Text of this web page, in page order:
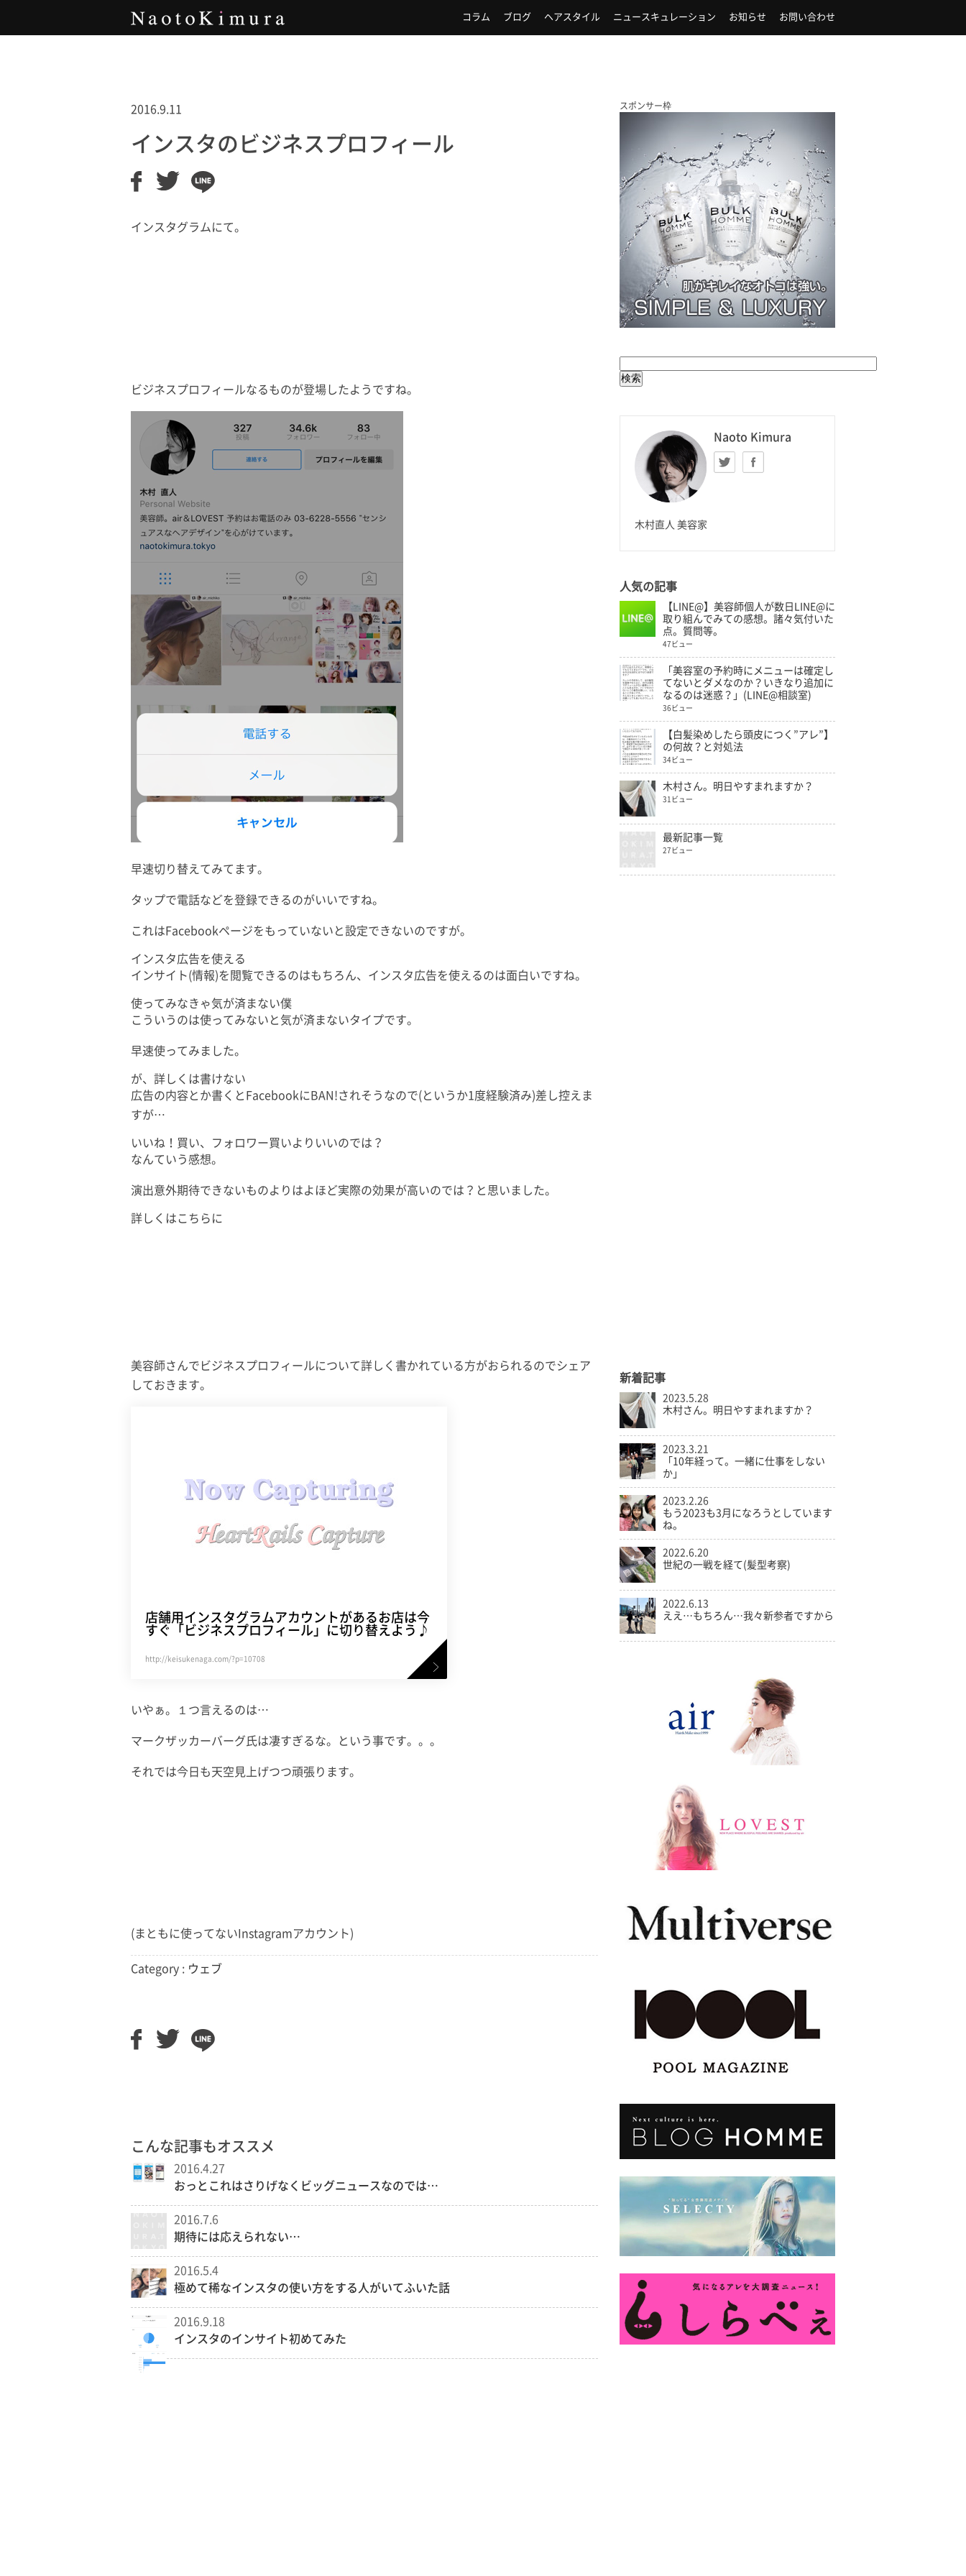
コラム ブログ ヘアスタイル ニュースキュレーション お知らせ お問い合わせ
2016.9.11
インスタのビジネスプロフィール
インスタグラムにて。
ビジネスプロフィールなるものが登場したようですね。
早速切り替えてみてます。
タップで電話などを登録できるのがいいですね。
これはFacebookページをもっていないと設定できないのですが。
インスタ広告を使える
インサイト(情報)を閲覧できるのはもちろん、インスタ広告を使えるのは面白いですね。
使ってみなきゃ気が済まない僕
こういうのは使ってみないと気が済まないタイプです。
早速使ってみました。
が、詳しくは書けない
広告の内容とか書くとFacebookにBAN!されそうなので(というか1度経験済み)差し控えま
すが…
いいね！買い、フォロワー買いよりいいのでは？
なんていう感想。
演出意外期待できないものよりはよほど実際の効果が高いのでは？と思いました。
詳しくはこちらに
美容師さんでビジネスプロフィールについて詳しく書かれている方がおられるのでシェア
しておきます。
店舗用インスタグラムアカウントがあるお店は今
すぐ「ビジネスプロフィール」に切り替えよう♪
http://keisukenaga.com/?p=10708
いやぁ。１つ言えるのは…
マークザッカーバーグ氏は凄すぎるな。という事です。。。
それでは今日も天空見上げつつ頑張ります。
(まともに使ってないInstagramアカウント)
Category : ウェブ
こんな記事もオススメ
2016.4.27
おっとこれはさりげなくビッグニュースなのでは…
2016.7.6
期待には応えられない…
2016.5.4
極めて稀なインスタの使い方をする人がいてふいた話
2016.9.18
インスタのインサイト初めてみた
スポンサー枠
Naoto Kimura
木村直人 美容家
人気の記事
【LINE@】美容師個人が数日LINE@に
取り組んでみての感想。諸々気付いた
点。質問等。
47ビュー
「美容室の予約時にメニューは確定し
てないとダメなのか？いきなり追加に
なるのは迷惑？」(LINE@相談室)
36ビュー
【白髪染めしたら頭皮につく”アレ”】
の何故？と対処法
34ビュー
木村さん。明日やすまれますか？
31ビュー
最新記事一覧
27ビュー
新着記事
2023.5.28
木村さん。明日やすまれますか？
2023.3.21
「10年経って。一緒に仕事をしない
か」
2023.2.26
もう2023も3月になろうとしています
ね。
2022.6.20
世紀の一戦を経て(髪型考察)
2022.6.13
ええ…もちろん…我々新参者ですから